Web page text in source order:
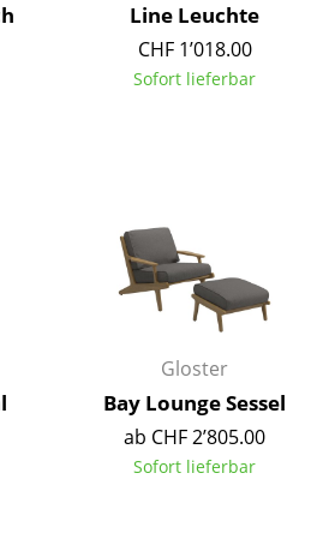
Deckenleuchten
Line Leuchte
CHF 1’018.00
Sofort lieferbar
Gloster
Bay Lounge Sessel
ab CHF 2’805.00
Sofort lieferbar